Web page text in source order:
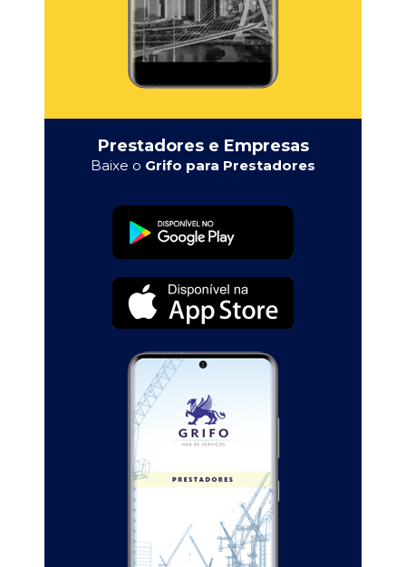
Prestadores e Empresas
Baixe o Grifo para Prestadores